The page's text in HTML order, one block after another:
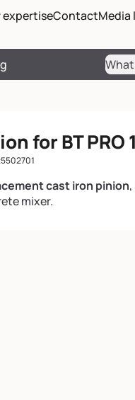
les menus de
expertiseContactMedia
for BT PRO
cast iron pinion
mixer.
le pied de page et